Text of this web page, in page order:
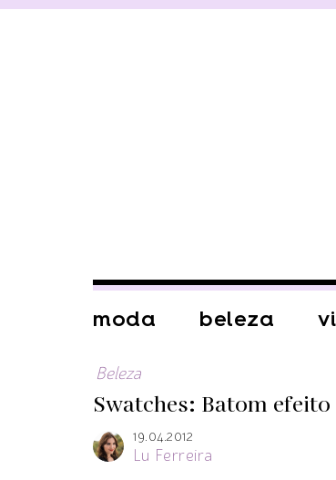
moda beleza
Beleza
Swatches: Batom
19.04.2012
Lu Ferreira